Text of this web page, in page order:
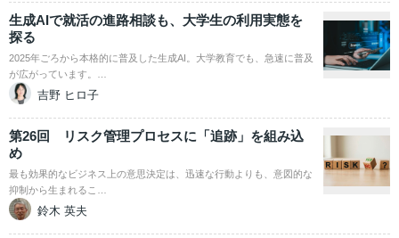
生成AIで就活の進路相談も、大学生の利用実態を
探る
2025年ごろから本格的に普及した生成AI。大学教育でも、急速に普及
が広がっています。…
吉野 ヒロ子
第26回 リスク管理プロセスに「追跡」を組み込
め
最も効果的なビジネス上の意思決定は、迅速な行動よりも、意図的な
抑制から生まれるこ…
鈴木 英夫